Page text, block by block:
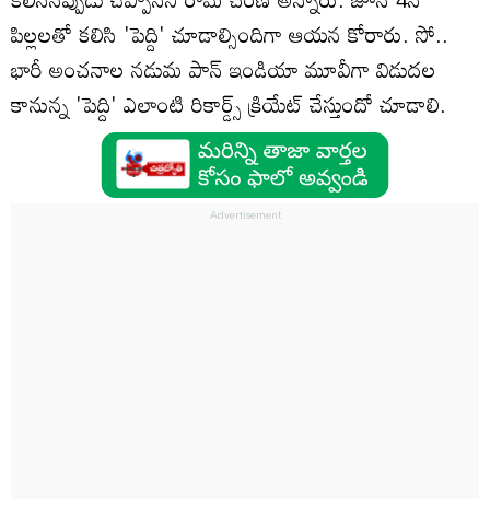
పిల్లలతో కలిసి 'పెద్ది' చూడాల్సిందిగా ఆయన కోరారు. సో..
భారీ అంచనాల నడుమ పాన్ ఇండియా మూవీగా విడుదల
కానున్న 'పెద్ది' ఎలాంటి రికార్డ్స్ క్రియేట్ చేస్తుందో చూడాలి.